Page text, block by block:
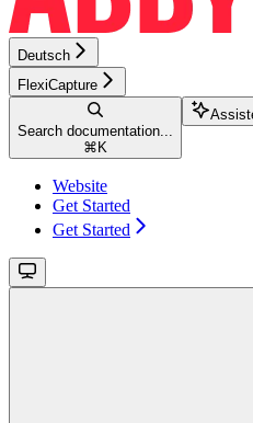
Deutsch
FlexiCapture
Search documentation...
⌘ K
Website
Get Started
Get Started